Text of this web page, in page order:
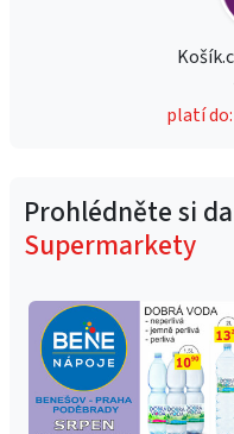
platí
Prohlédněte si
Supermarkety